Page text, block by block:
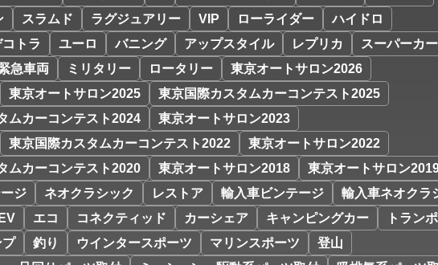
スラムド ラグジュアリー VIP ローライダー
ハイドロ
コトラ ユーロ バニング アップスタイル レプリカ
スーパーカー
急車両 ミリタリー ロータリー
東京オートサロン2026
東京オートサロン2025
東京国際カスタムカーコンテスト2025
ムカーコンテスト2024
東京オートサロン2023
東京国際カスタムカーコンテスト2022
東京オートサロン2022
ムカーコンテスト2020 東京オートサロン2018
東京オートサロン
ジ ネオクラシック レストア 輸入車ビンテージ
輸入車ネオクラ
EV エコ コネクティッド カーシェア キャンピングカー
トランポ
プ 釣り ウインタースポーツ マリンスポーツ
登山